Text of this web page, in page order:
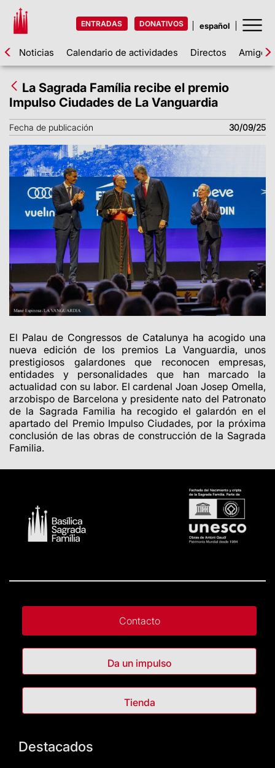
ENTRADAS DONATIVOS
Noticias Calendario de actividades Directos Amigos
La Sagrada Família recibe el premio
Impulso Ciudades de La Vanguardia
Fecha de publicación 30/09/25
El Palau de Congressos de Catalunya ha acogido una
nueva edición de los premios La Vanguardia, unos
prestigiosos galardones que reconocen empresas,
entidades y personalidades que han marcado la
actualidad con su labor. El cardenal Joan Josep Omella,
arzobispo de Barcelona y presidente nato del Patronato
de la Sagrada Familia ha recogido el galardón en el
apartado del Premio Impulso Ciudades, por la próxima
conclusión de las obras de construcción de la Sagrada
Familia.
Contacto
Da un impulso
Tienda
Destacados